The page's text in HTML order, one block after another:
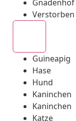
Gnadenhof
Verstorben
Guineapig
Hase
Hund
Kaninchen
Kaninchen
Katze